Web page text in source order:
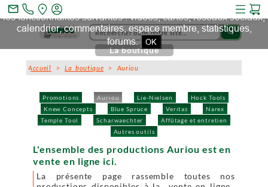
search
Promotions Auriou Lie-Nielsen
Hock Tools
Knew Concepts
Blue Spruce Veritas
Narex
Temple Tool
Scharwaechter
Affûtage et entretien
Autres outils
La boutique
Accueil >La boutique > Auriou
L'ensemble des productions Auriou est en
vente en ligne ici.
La présente page rassemble toutes nos
mail_outline
Ce site et des sites tiers qu'il utilise collectent des cookies pour
les fonctionnalités suivantes : vidéos, cartes, réseaux sociaux,
calendrier, commentaires, espace membre, statistiques,
forums. OK